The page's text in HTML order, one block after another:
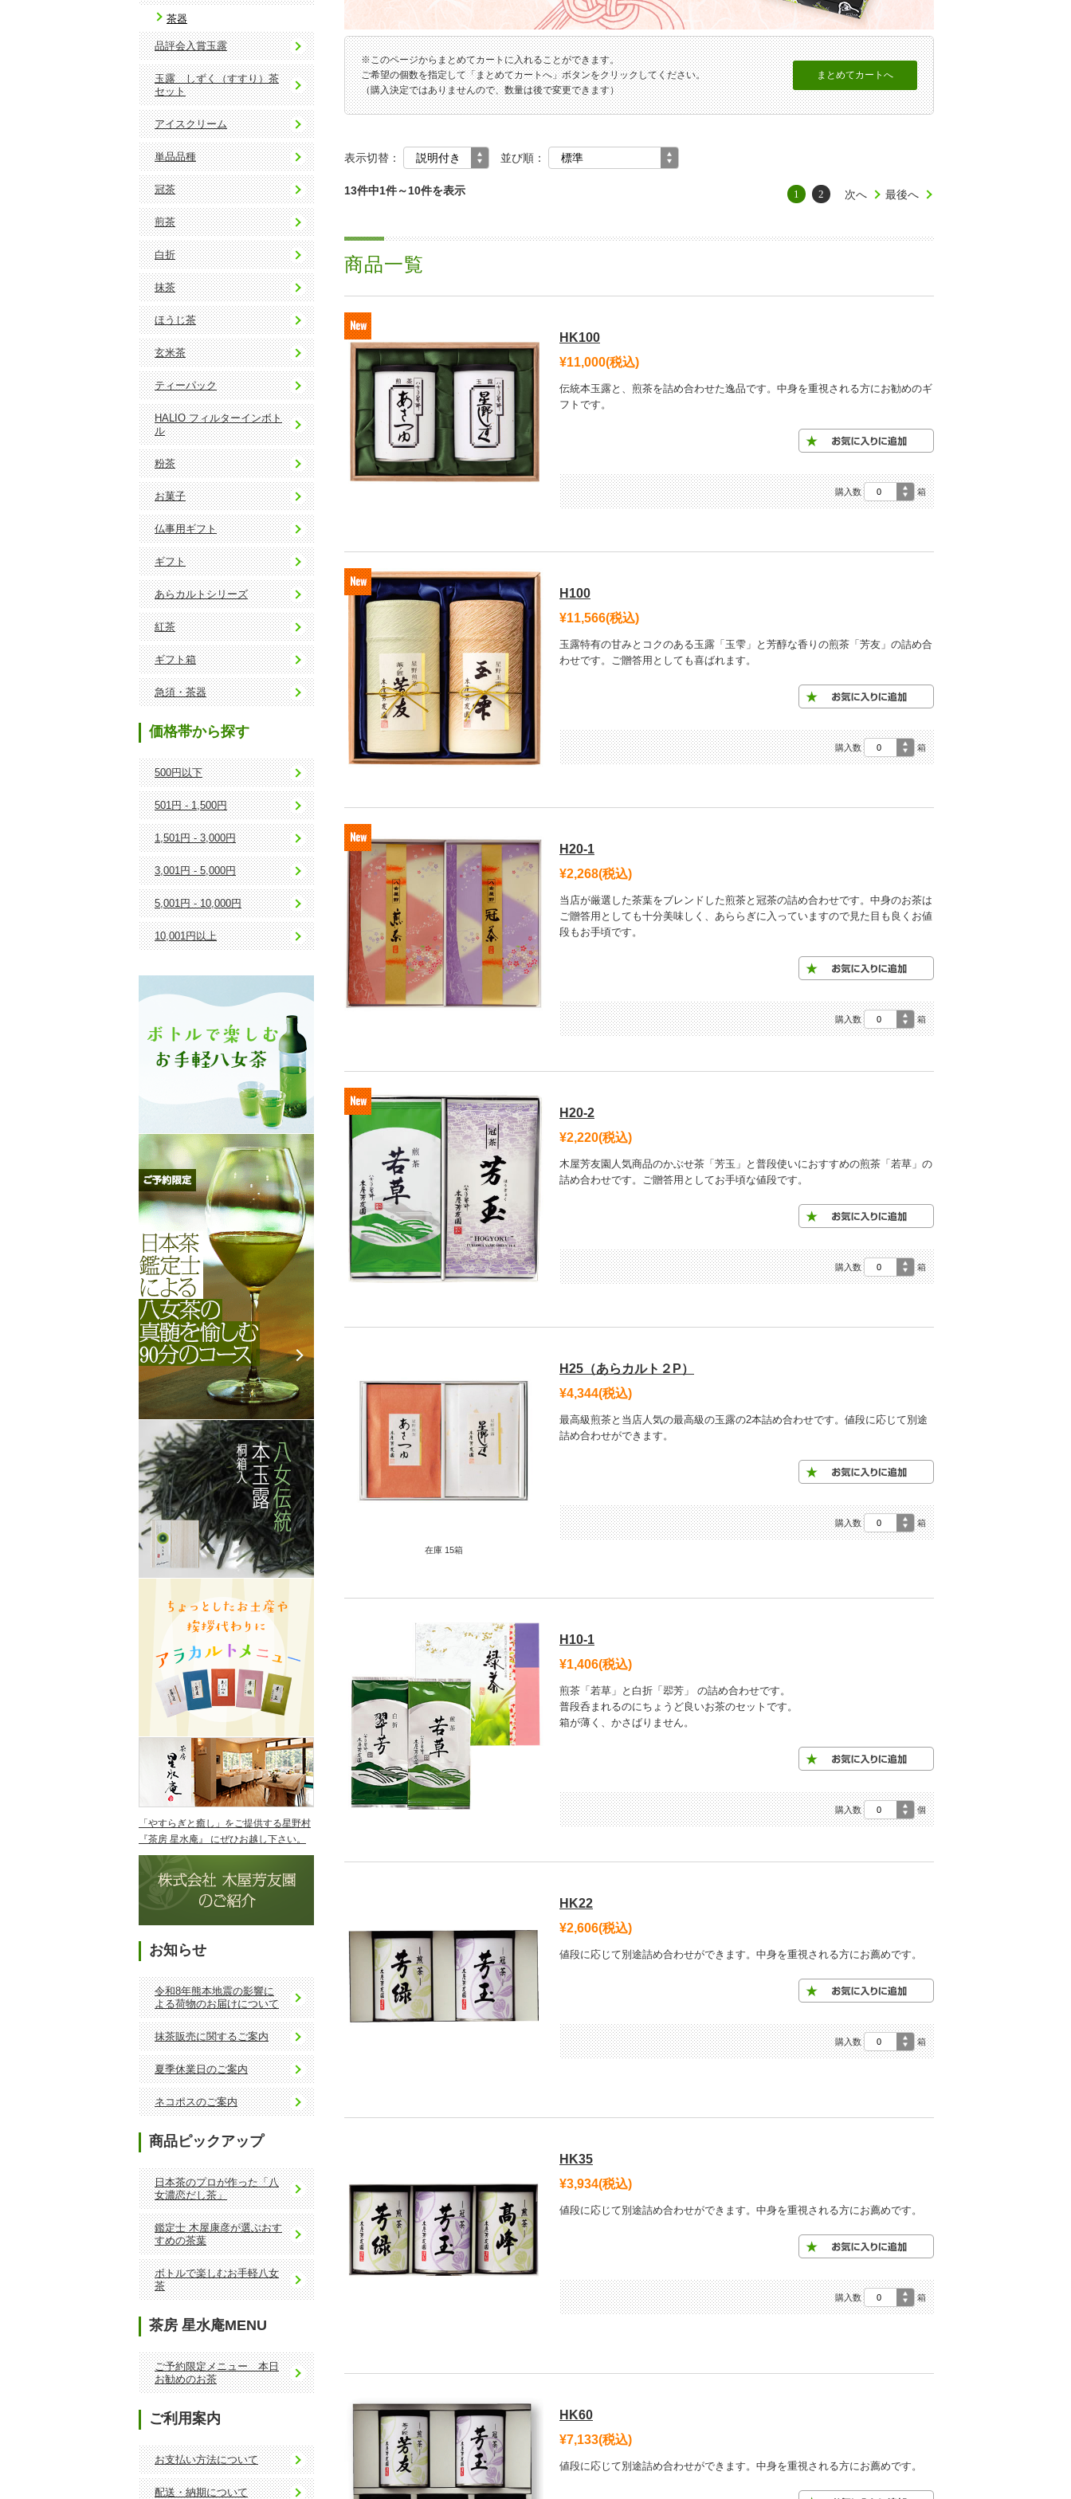
※このページからまとめてカートに入れることができます。
ご希望の個数を指定して「まとめてカートへ」ボタンをクリックしてください。
（購入決定ではありませんので、数量は後で変更できます）
表示切替： 並び順：
13件中1件～10件を表示 1 2 次へ 最後へ
商品一覧
HK100
¥11,000(税込)
伝統本玉露と、煎茶を詰め合わせた逸品です。中身を重視される方にお勧めのギ
フトです。
購入数 箱
H100
¥11,566(税込)
玉露特有の甘みとコクのある玉露「玉雫」と芳醇な香りの煎茶「芳友」の詰め合
わせです。ご贈答用としても喜ばれます。
購入数 箱
H20-1
¥2,268(税込)
当店が厳選した茶葉をブレンドした煎茶と冠茶の詰め合わせです。中身のお茶は
ご贈答用としても十分美味しく、あららぎに入っていますので見た目も良くお値
段もお手頃です。
購入数 箱
H20-2
¥2,220(税込)
木屋芳友園人気商品のかぶせ茶「芳玉」と普段使いにおすすめの煎茶「若草」の
詰め合わせです。ご贈答用としてお手頃な値段です。
購入数 箱
在庫 15箱
H25（あらカルト２P）
¥4,344(税込)
最高級煎茶と当店人気の最高級の玉露の2本詰め合わせです。値段に応じて別途
詰め合わせができます。
購入数 箱
H10-1
¥1,406(税込)
煎茶「若草」と白折「翆芳」 の詰め合わせです。
普段呑まれるのにちょうど良いお茶のセットです。
箱が薄く、かさばりません。
購入数 個
HK22
¥2,606(税込)
値段に応じて別途詰め合わせができます。中身を重視される方にお薦めです。
購入数 箱
HK35
¥3,934(税込)
値段に応じて別途詰め合わせができます。中身を重視される方にお薦めです。
購入数 箱
HK60
¥7,133(税込)
値段に応じて別途詰め合わせができます。中身を重視される方にお薦めです。
茶器
品評会入賞玉露
玉露 しずく（すすり）茶
セット
アイスクリーム
単品品種
冠茶
煎茶
白折
抹茶
ほうじ茶
玄米茶
ティーパック
HALIO フィルターインボト
ル
粉茶
お菓子
仏事用ギフト
ギフト
あらカルトシリーズ
紅茶
ギフト箱
急須・茶器
価格帯から探す
500円以下
501円 - 1,500円
1,501円 - 3,000円
3,001円 - 5,000円
5,001円 - 10,000円
10,001円以上
「やすらぎと癒し」をご提供する星野村
『茶房 星水庵』 にぜひお越し下さい。
お知らせ
令和8年熊本地震の影響に
よる荷物のお届けについて
抹茶販売に関するご案内
夏季休業日のご案内
ネコポスのご案内
商品ピックアップ
日本茶のプロが作った「八
女濃恋だし茶」
鑑定士 木屋康彦が選ぶおす
すめの茶葉
ボトルで楽しむお手軽八女
茶
茶房 星水庵MENU
ご予約限定メニュー 本日
お勧めのお茶
ご利用案内
お支払い方法について
配送・納期について